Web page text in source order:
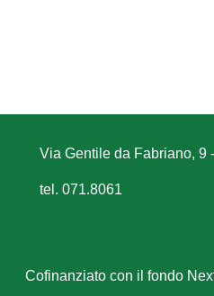
Via Gentile da Fabriano, 9
tel. 071.8061
Cofinanziato con il fondo